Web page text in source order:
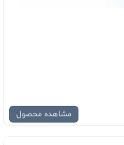
مشاهده محصول